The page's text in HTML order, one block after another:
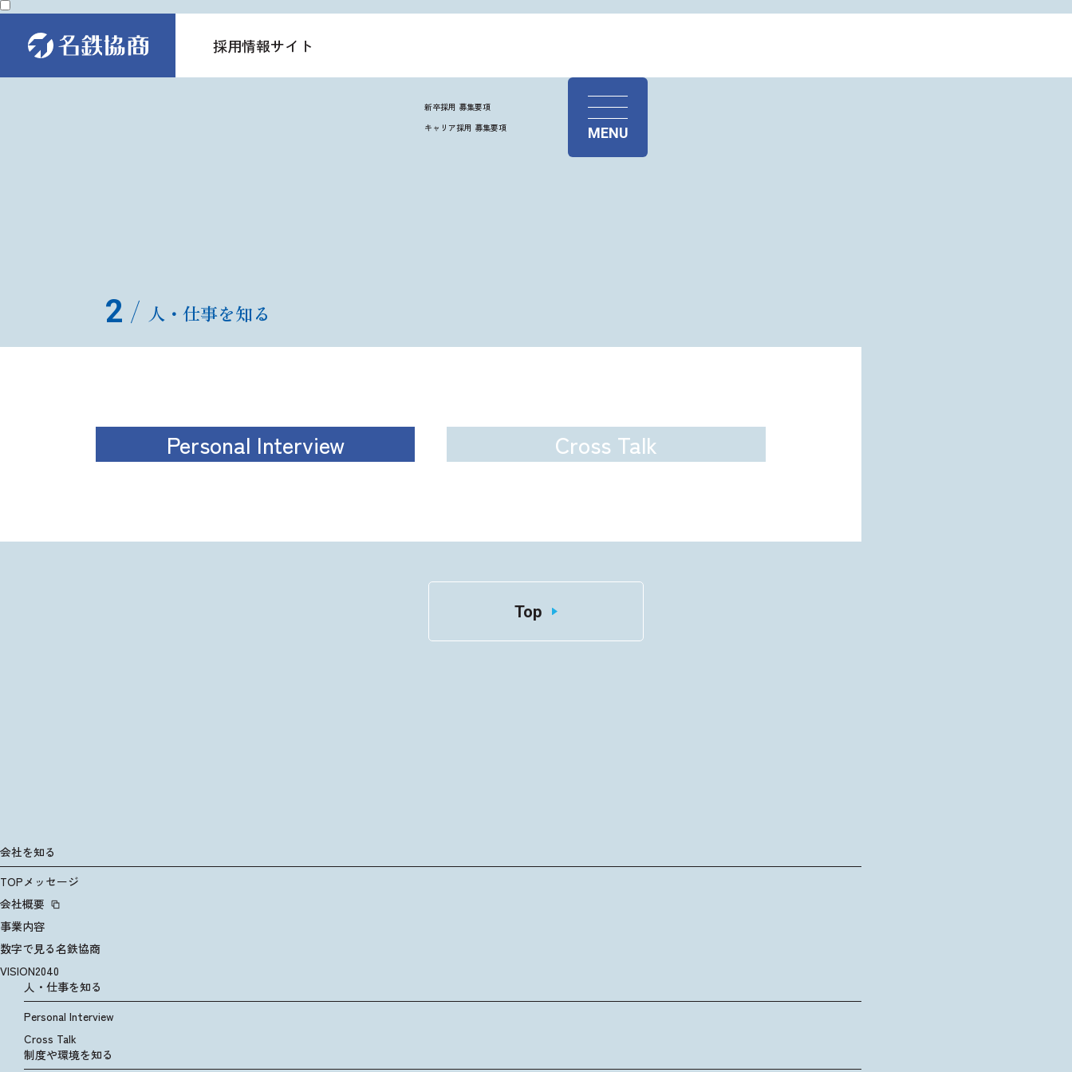
採用情報サイト
新卒採用 募集要項
キャリア採用 募集要項
MENU
2 人・仕事を知る
Personal Interview
Cross Talk
Top
Top
会社を知る
会社を知る
TOPメッセージ
TOPメッセージ
会社概要
会社概要
事業内容
事業内容
数字で見る名鉄協商
数字で見る名鉄協商
VISION2040
VISION2040
人・仕事を知る
人・仕事を知る
Personal Interview
Personal Interview
Cross Talk
Cross Talk
制度や環境を知る